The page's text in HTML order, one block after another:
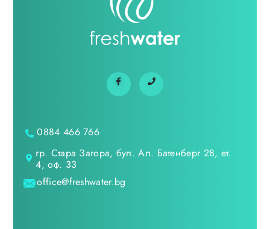
0884 466 766
гр. Стара Загора, бул. Ал. Батенберг 28, ет.
4, оф. 33
office@freshwater.bg